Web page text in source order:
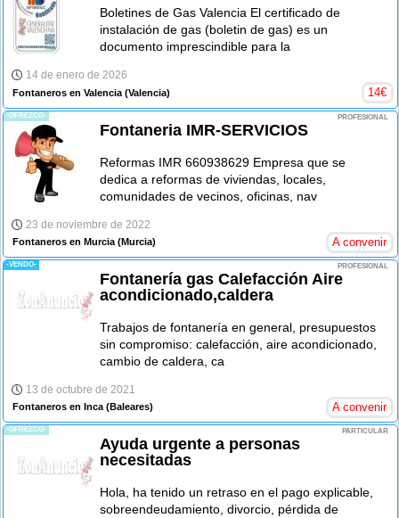
Boletines de Gas Valencia El certificado de
instalación de gas (boletin de gas) es un
documento imprescindible para la
14 de enero de 2026
Fontaneros en Valencia (Valencia) 14€
-OFREZCO- PROFESIONAL
Fontaneria IMR-SERVICIOS
Reformas IMR 660938629 Empresa que se
dedica a reformas de viviendas, locales,
comunidades de vecinos, oficinas, nav
23 de noviembre de 2022
Fontaneros en Murcia (Murcia) A convenir
-VENDO- PROFESIONAL
Fontanería gas Calefacción Aire
acondicionado,caldera
Trabajos de fontanería en general, presupuestos
sin compromiso: calefacción, aire acondicionado,
cambio de caldera, ca
13 de octubre de 2021
Fontaneros en Inca (Baleares) A convenir
-OFREZCO- PARTICULAR
Ayuda urgente a personas
necesitadas
Hola, ha tenido un retraso en el pago explicable,
sobreendeudamiento, divorcio, pérdida de